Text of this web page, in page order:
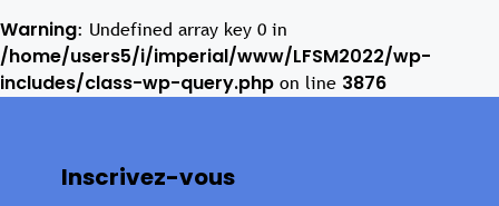
Warning: Undefined array key 0 in
/home/users5/i/imperial/www/LFSM2022/wp-
includes/class-wp-query.php on line 3876
Inscrivez-vous